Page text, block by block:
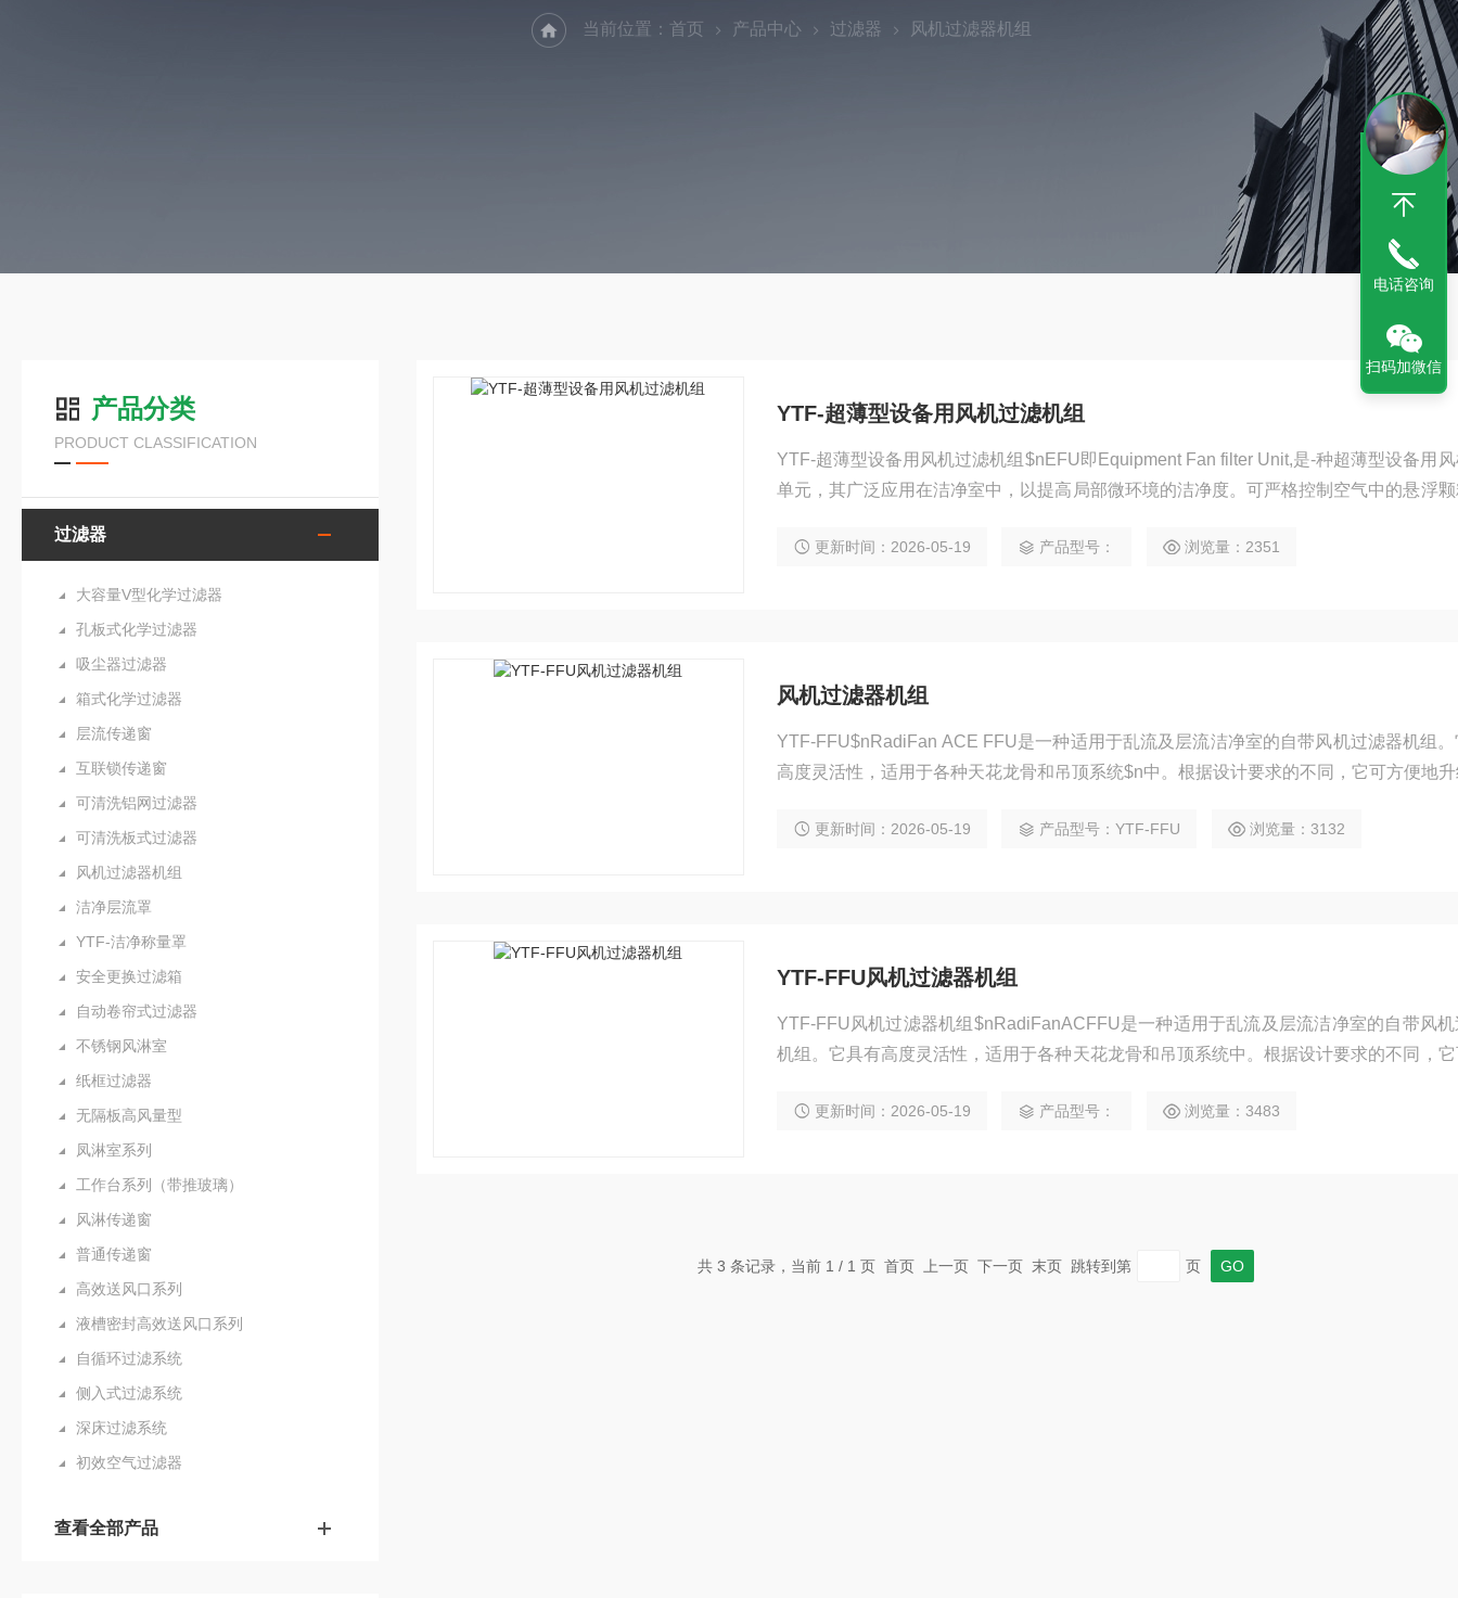
当前位置： 首页 产品中心 过滤器 风机过滤器机组
产品分类
PRODUCT CLASSIFICATION
过滤器
大容量V型化学过滤器
孔板式化学过滤器
吸尘器过滤器
箱式化学过滤器
层流传递窗
互联锁传递窗
可清洗铝网过滤器
可清洗板式过滤器
风机过滤器机组
洁净层流罩
YTF-洁净称量罩
安全更换过滤箱
自动卷帘式过滤器
不锈钢风淋室
纸框过滤器
无隔板高风量型
凤淋室系列
工作台系列（带推玻璃）
风淋传递窗
普通传递窗
高效送风口系列
液槽密封高效送风口系列
自循环过滤系统
侧入式过滤系统
深床过滤系统
初效空气过滤器
查看全部产品
YTF-超薄型设备用风机过滤机组
YTF-超薄型设备用风机过滤机组$nEFU即Equipment Fan filter Unit,是-种超薄型设备用
单元，其广泛应用在洁净室中，以提高局部微环境的洁净度。可严格控制空气中的悬浮
更新时间：2026-05-19 产品型号： 浏览量：2351
风机过滤器机组
YTF-FFU$nRadiFan ACE FFU是一种适用于乱流及层流洁净室的自带风机过滤器机组
高度灵活性，适用于各种天花龙骨和吊顶系统$n中。根据设计要求的不同，它可方便地
更新时间：2026-05-19 产品型号：YTF-FFU 浏览量：3132
YTF-FFU风机过滤器机组
YTF-FFU风机过滤器机组$nRadiFanACFFU是一种适用于乱流及层流洁净室的自带风
机组。它具有高度灵活性，适用于各种天花龙骨和吊顶系统中。根据设计要求的不同，
更新时间：2026-05-19 产品型号： 浏览量：3483
共 3 条记录，当前 1 / 1 页 首页 上一页 下一页 末页 跳转到第 页
电话咨询
扫码加微信